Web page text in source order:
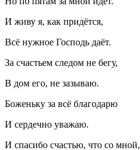
И живу я, как придётся,
Всё нужное Господь даёт.
За счастьем следом не бегу,
В дом его, не зазываю.
Боженьку за всё благодарю
И сердечно уважаю.
И спасибо счастью, что со мной,